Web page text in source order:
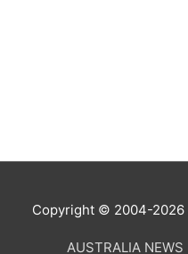
Copyright © 2004-2026
AUSTRALIA NEWS